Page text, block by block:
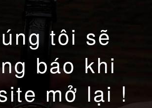
tôi sẽ
báo khi
mở lại !